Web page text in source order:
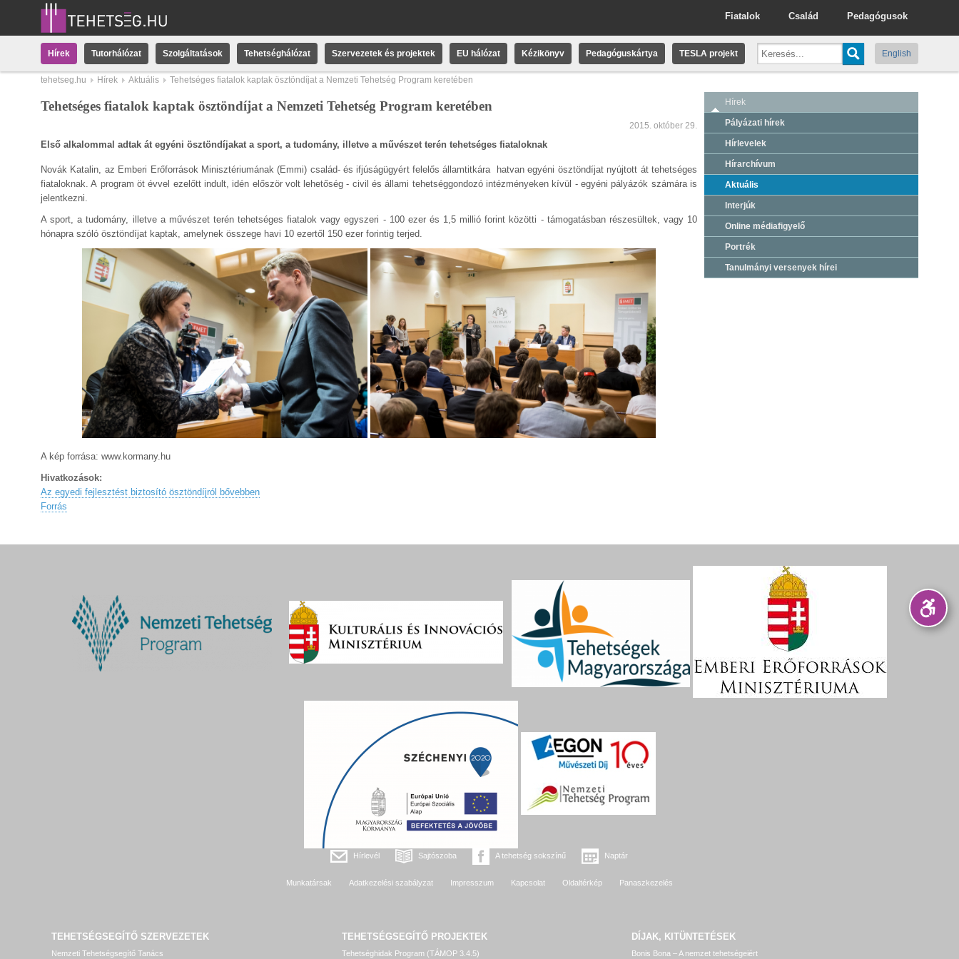
Pedagógusok
Család
Fiatalok
Hírek Tutorhálózat Szolgáltatások Tehetséghálózat Szervezetek és projektek EU hálózat Kézikönyv Pedagóguskártya TESLA projekt English
tehetseg.hu Hírek Aktuális Tehetséges fiatalok kaptak ösztöndíjat a Nemzeti Tehetség Program keretében
Tehetséges fiatalok kaptak ösztöndíjat a Nemzeti Tehetség Program keretében
2015. október 29.
Első alkalommal adtak át egyéni ösztöndíjakat asport, a tudomány, illetve a művészet terén tehetséges fiataloknak
Novák Katalin, az Emberi Erőforrások Minisztériumának (Emmi) család- és ifjúságügyért felelős államtitkára hatvan egyéni ösztöndíjat nyújtott át tehetséges
fiataloknak. A program öt évvel ezelőtt indult, idén először volt lehetőség - civil és állami tehetséggondozó intézményeken kívül - egyéni pályázók számára is
jelentkezni.
A sport, a tudomány, illetve a művészet terén tehetséges fiatalok vagy egyszeri - 100 ezer és 1,5 millió forint közötti - támogatásban részesültek, vagy 10
hónapra szóló ösztöndíjat kaptak, amelynek összege havi 10 ezertől 150 ezer forintig terjed.
A kép forrása: www.kormany.hu
Hivatkozások:
Az egyedi fejlesztést biztosító ösztöndíjról bővebben
Forrás
Hírek
Pályázati hírek
Hírlevelek
Hírarchívum
Aktuális
Interjúk
Online médiafigyelő
Portrék
Tanulmányi versenyek hírei
Hírlevél Sajtószoba A tehetség sokszínű Naptár
Munkatársak Adatkezelési szabályzat Impresszum Kapcsolat Oldaltérkép Panaszkezelés
TEHETSÉGSEGÍTŐ SZERVEZETEK
Nemzeti Tehetségsegítő Tanács
TEHETSÉGSEGÍTŐ PROJEKTEK
Tehetséghidak Program (TÁMOP 3.4.5)
DÍJAK, KITÜNTETÉSEK
Bonis Bona – A nemzet tehetségeiért